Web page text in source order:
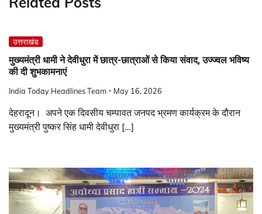
उत्तराखंड
मुख्यमंत्री धामी ने देवीधुरा में छात्र-छात्राओं से किया संवाद, उज्ज्वल भविष्य
की दी शुभकामनाएं
India Today Headlines Team May 16, 2026
देहरादून। अपने एक दिवसीय चम्पावत जनपद भ्रमण कार्यक्रम के दौरान
मुख्यमंत्री पुष्कर सिंह धामी देवीधुरा […]